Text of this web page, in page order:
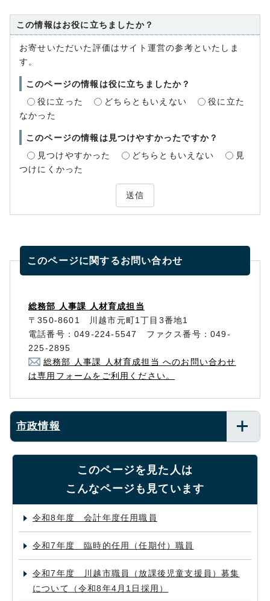
この情報はお役に立ちましたか？
お寄せいただいた評価はサイト運営の参考といたしま
す。
このページの情報は役に立ちましたか？
役に立った
どちらともいえない
役に立た
なかった
このページの情報は見つけやすかったですか？
見つけやすかった
どちらともいえない
見
つけにくかった
送信
このページに関するお問い合わせ
総務部 人事課 人材育成担当
〒350-8601 川越市元町1丁目3番地1
電話番号：049-224-5547 ファクス番号：049-
225-2895
総務部 人事課 人材育成担当 へのお問い合わせ
は専用フォームをご利用ください。
市政情報
このページを見た人は
こんなページも見ています
令和8年度 会計年度任用職員
令和7年度 臨時的任用（任期付）職員
令和7年度 川越市職員（放課後児童支援員）募集
について（令和8年4月1日採用）